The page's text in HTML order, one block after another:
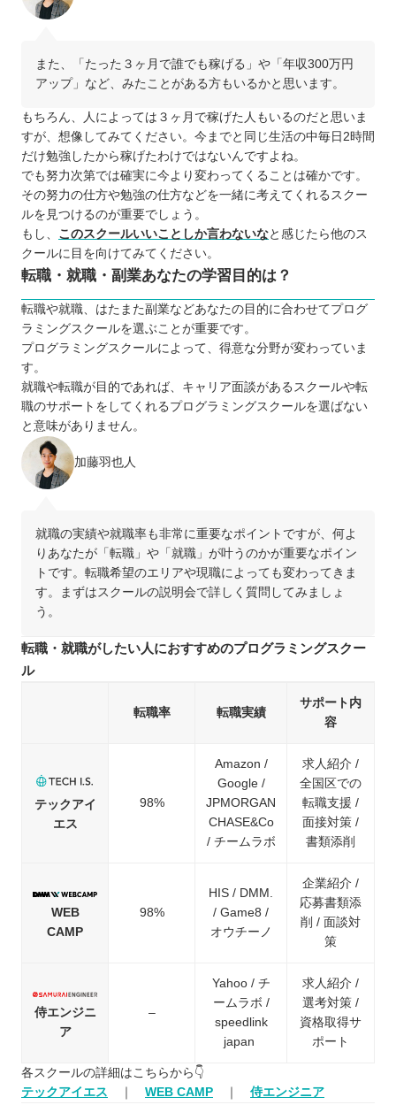
また、「たった３ヶ月で誰でも稼げる」や「年収300万円
アップ」など、みたことがある方もいるかと思います。
もちろん、人によっては３ヶ月で稼げた人もいるのだと思いま
すが、想像してみてください。今までと同じ生活の中毎日2時間
だけ勉強したから稼げたわけではないんですよね。
でも努力次第では確実に今より変わってくることは確かです。
その努力の仕方や勉強の仕方などを一緒に考えてくれるスクー
ルを見つけるのが重要でしょう。
もし、 このスクールいいことしか言わないなと感じたら他のス
クールに目を向けてみてください。
転職・就職・副業あなたの学習目的は？
転職や就職、はたまた副業などあなたの目的に合わせてプログ
ラミングスクールを選ぶことが重要です。
プログラミングスクールによって、得意な分野が変わっていま
す。
就職や転職が目的であれば、キャリア面談があるスクールや転
職のサポートをしてくれるプログラミングスクールを選ばない
と意味がありません。
加藤羽也人
就職の実績や就職率も非常に重要なポイントですが、何よ
りあなたが「転職」や「就職」が叶うのかが重要なポイン
トです。転職希望のエリアや現職によっても変わってきま
す。まずはスクールの説明会で詳しく質問してみましょ
う。
転職・就職がしたい人におすすめのプログラミングスクー
ル
転職率 転職実績
サポート内
容
テックアイ
エス
98%
Amazon /
Google /
JPMORGAN
CHASE&Co
/ チームラボ
求人紹介 /
全国区での
転職支援 /
面接対策 /
書類添削
WEB
CAMP
98%
HIS / DMM.
/ Game8 /
オウチーノ
企業紹介 /
応募書類添
削 / 面談対
策
侍エンジニ
ア
–
Yahoo / チ
ームラボ /
speedlink
japan
求人紹介 /
選考対策 /
資格取得サ
ポート
各スクールの詳細はこちらから👇
テックアイエス
WEB CAMP 侍エンジニア